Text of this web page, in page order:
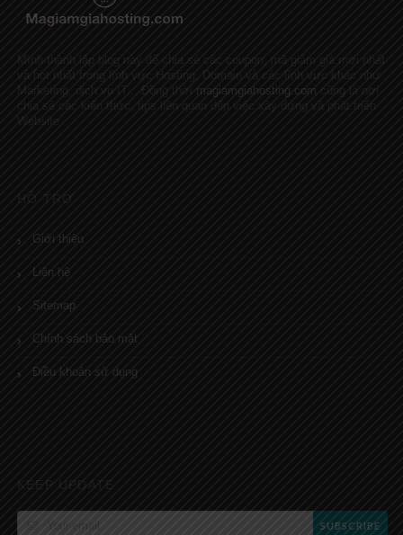
Mình thành lập blog này để chia sẻ các coupon, mã giảm giá mới nhất
và hot nhất trong lĩnh vực Hosting, Domain và các lĩnh vực khác như
Marketing, dịch vụ IT... Đồng thời
magiamgiahosting.com cũng là nơi
chia sẻ các kiến thức, tips liên quan đến việc xây dựng và phát triển
Website
HỖ TRỢ
Giới thiệu
Liên hệ
Sitemap
Chính sách bảo mật
Điều khoản sử dụng
KEEP UPDATE
SUBSCRIBE